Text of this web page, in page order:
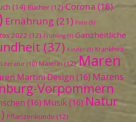
(14) Bücher (12) Corona (18)
Ernährung (21) Foto (9)
2022 (12) Frühling (9) Ganzheitliche
(37) Kinder (9) Krankheit
Literatur (10) Malerei (12) Maren
Martini Design (16) Marens
Vorpommern
(16) Musik(16) Natur
Pflanzenkunde (12)